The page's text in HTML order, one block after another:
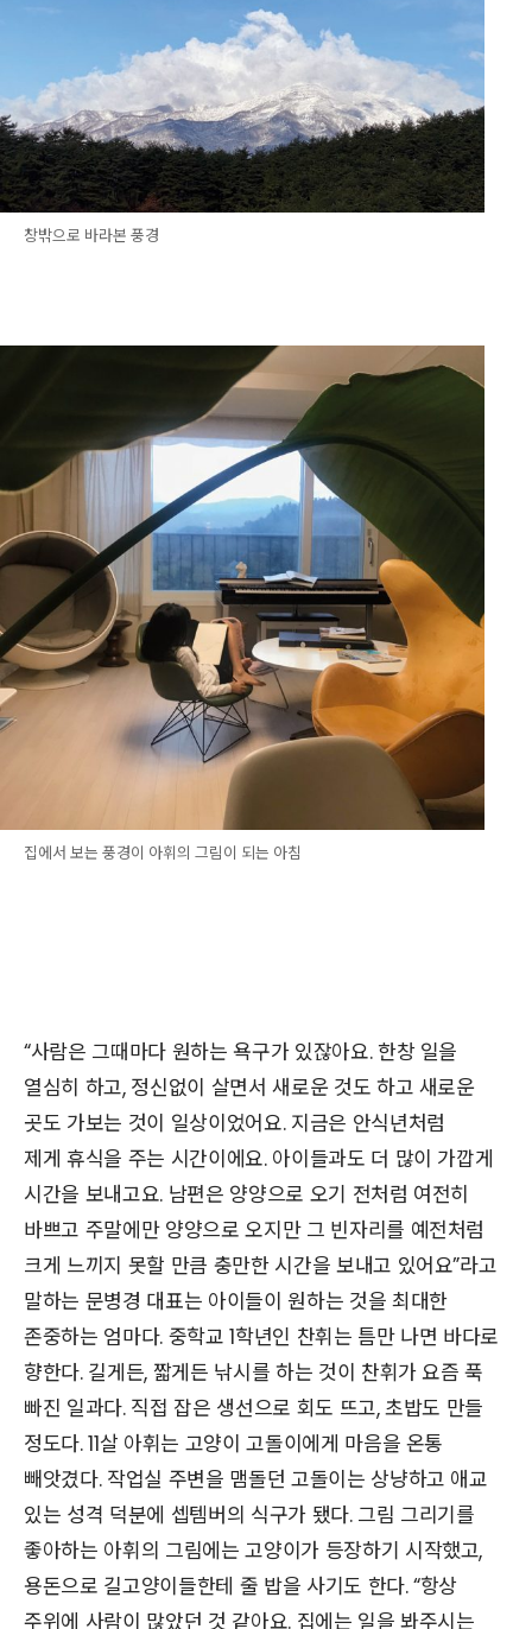
창밖으로 바라본 풍경
집에서 보는 풍경이 아휘의 그림이 되는 아침
“사람은 그때마다 원하는 욕구가 있잖아요. 한창 일을
열심히 하고, 정신없이 살면서 새로운 것도 하고 새로운
곳도 가보는 것이 일상이었어요. 지금은 안식년처럼
제게 휴식을 주는 시간이에요. 아이들과도 더 많이 가깝게
시간을 보내고요. 남편은 양양으로 오기 전처럼 여전히
바쁘고 주말에만 양양으로 오지만 그 빈자리를 예전처럼
크게 느끼지 못할 만큼 충만한 시간을 보내고 있어요”라고
말하는 문병경 대표는 아이들이 원하는 것을 최대한
존중하는 엄마다. 중학교 1학년인 찬휘는 틈만 나면 바다로
향한다. 길게든, 짧게든 낚시를 하는 것이 찬휘가 요즘 푹
빠진 일과다. 직접 잡은 생선으로 회도 뜨고, 초밥도 만들
정도다. 11살 아휘는 고양이 고돌이에게 마음을 온통
빼앗겼다. 작업실 주변을 맴돌던 고돌이는 상냥하고 애교
있는 성격 덕분에 셉템버의 식구가 됐다. 그림 그리기를
좋아하는 아휘의 그림에는 고양이가 등장하기 시작했고,
용돈으로 길고양이들한테 줄 밥을 사기도 한다. “항상
주위에 사람이 많았던 것 같아요. 집에는 일을 봐주시는